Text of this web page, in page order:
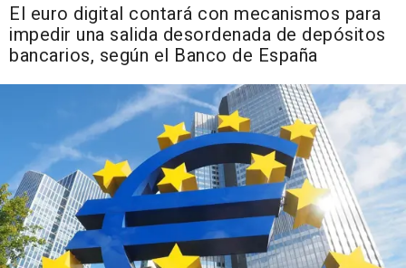
El euro digital contará con mecanismos para
impedir una salida desordenada de depósitos
bancarios, según el Banco de España